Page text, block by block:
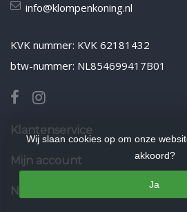
info@klompenkoning.nl
KVK nummer: KVK 62181432
btw-nummer: NL854699417B01
Klantenservice
Mijn account
Nieuwsbrief
Wij slaan cookies op om onze
akkoord?
Ja